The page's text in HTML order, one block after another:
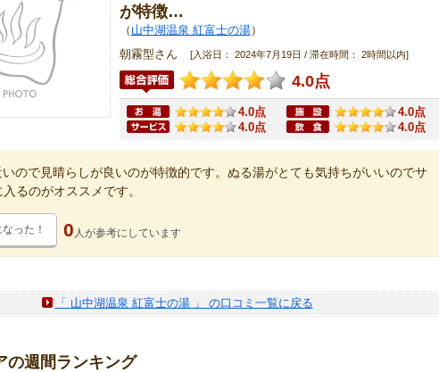
が特徴…
（ 山中湖温泉 紅富士の湯）
朝霧型さん
[入浴日： 2024年7月19日 / 滞在時間： 2時間以内]
4.0点
4.0点
4.0点
4.0点
4.0点
ので見晴らしが良いのが特徴的です。ぬる湯がとても気持ちがいいのでサ
るのがオススメです。
った！ 0 人が参考にしています
「 山中湖温泉 紅富士の湯 」 の口コミ一覧に戻る
の週間ランキング